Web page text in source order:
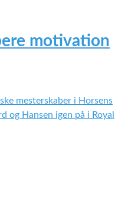
motivation
mesterskaber i Horsens
og Hansen igen på i Royal